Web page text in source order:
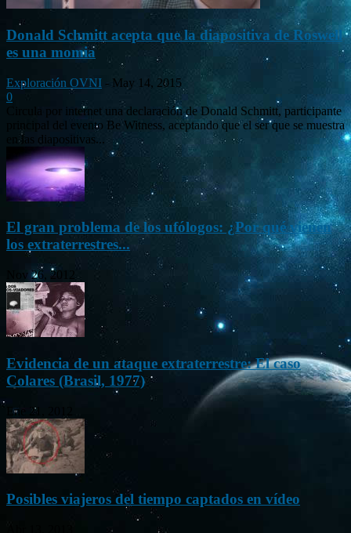
Donald Schmitt acepta que la diapositiva de Roswell
es una momia
Exploración OVNI - May 14, 2015
0
Circula por internet una declaración de Donald Schmitt, participante
principal del evento Be Witness, aceptando que el ser que se muestra
en las diapositivas...
El gran problema de los ufólogos: ¿Por qué vienen
los extraterrestres...
Nov 26, 2012
Evidencia de un ataque extraterrestre: El caso
Colares (Brasil, 1977)
Ene 21, 2012
Posibles viajeros del tiempo captados en vídeo